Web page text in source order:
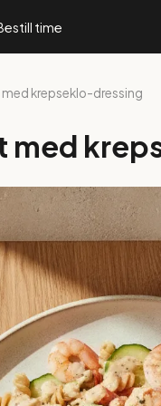
time
med krepseklo-dressing
med